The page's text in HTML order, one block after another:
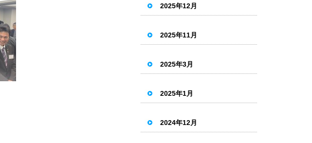
2025年12月
2025年11月
2025年3月
2025年1月
2024年12月